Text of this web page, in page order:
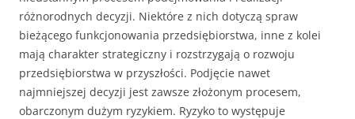
różnorodnych decyzji. Niektóre z nich dotyczą spraw
bieżącego funkcjonowania przedsiębiorstwa, inne z kolei
mają charakter strategiczny i rozstrzygają o rozwoju
przedsiębiorstwa w przyszłości. Podjęcie nawet
najmniejszej decyzji jest zawsze złożonym procesem,
obarczonym dużym ryzykiem. Ryzyko to występuje